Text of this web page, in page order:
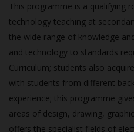
This programme is a qualifying
technology teaching at
the wide range of knowledge
and technology to standards
Curriculum; students also
with students from different
experience; this programme
areas of design, drawing,
offers the specialist fields of